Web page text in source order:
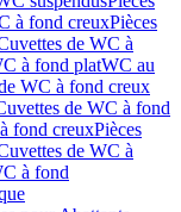
à fond creuxPièces
de WC à
à fond platWC au
WC à fond creux
de WC à fond
fond creuxPièces
de WC à
à fond